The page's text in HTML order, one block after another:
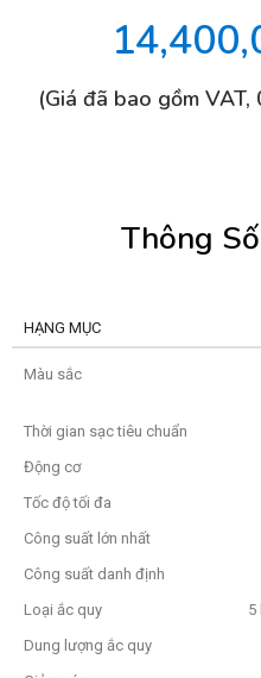
(Giá đã bao gồm
Thông
HẠNG MỤC
Màu sắc
Thời gian sạc tiêu chuẩn
Động cơ
Tốc độ tối đa
Công suất lớn nhất
Công suất danh định
Loại ắc quy
5
Dung lượng ắc quy